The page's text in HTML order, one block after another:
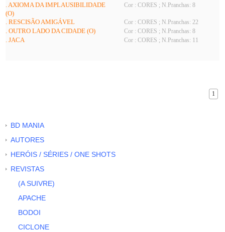
. AXIOMA DA IMPLAUSIBILIDADE
(O)
Cor : CORES ; N.Pranchas: 8
. RESCISÃO AMIGÁVEL Cor : CORES ; N.Pranchas: 22
. OUTRO LADO DA CIDADE (O) Cor : CORES ; N.Pranchas: 8
. JACA Cor : CORES ; N.Pranchas: 11
1
BD MANIA
AUTORES
HERÓIS / SÉRIES / ONE SHOTS
REVISTAS
(A SUIVRE)
APACHE
BODOI
CICLONE